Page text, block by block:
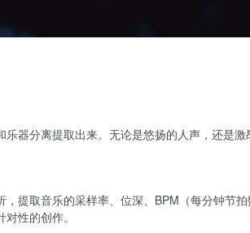
器分离提取出来。无论是悠扬的人声，还是
提取音乐的采样率、位深、BPM（每分钟节
性的创作。